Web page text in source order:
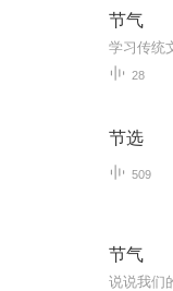
节气
学习传统
28
节选
509
节气
说说我们